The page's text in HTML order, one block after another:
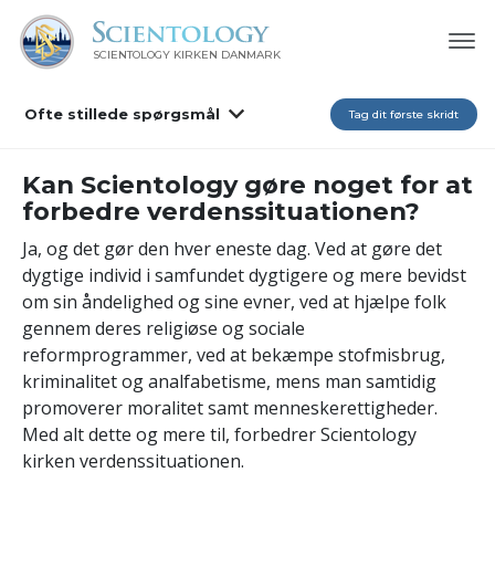
SCIENTOLOGY KIRKEN DANMARK
Ofte stillede spørgsmål Tag dit første skridt
Kan Scientology gøre noget for at
forbedre verdenssituationen?
Ja, og det gør den hver eneste dag. Ved at gøre det
dygtige individ i samfundet dygtigere og mere bevidst
om sin åndelighed og sine evner, ved at hjælpe folk
gennem deres religiøse og sociale
reformprogrammer, ved at bekæmpe stofmisbrug,
kriminalitet og analfabetisme, mens man samtidig
promoverer moralitet samt menneskerettigheder.
Med alt dette og mere til, forbedrer Scientology
kirken verdenssituationen.